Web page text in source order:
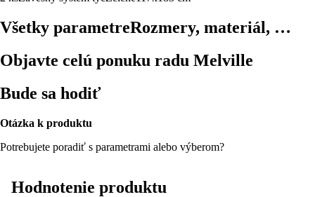
Všetky parametreRozmery, materiál, …
Objavte celú ponuku radu Melville
Bude sa hodiť
Otázka k produktu
Potrebujete poradiť s parametrami alebo výberom?
Hodnotenie produktu